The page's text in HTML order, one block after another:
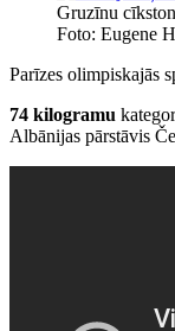
Gruzīnu
Foto: Eugene
Parīzes olimpiskajās
74 kilogramu
Albānijas pārstāvis